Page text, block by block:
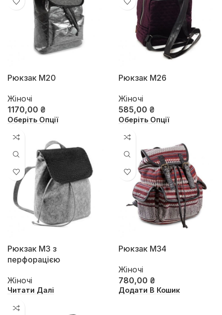
Рюкзак М20
Жіночі
1170,00 ₴
Оберіть Опції
Рюкзак М26
Жіночі
585,00 ₴
Оберіть Опції
Рюкзак М3 з
перфорацією
Жіночі
Читати Далі
Рюкзак М34
Жіночі
780,00 ₴
Додати В Кошик